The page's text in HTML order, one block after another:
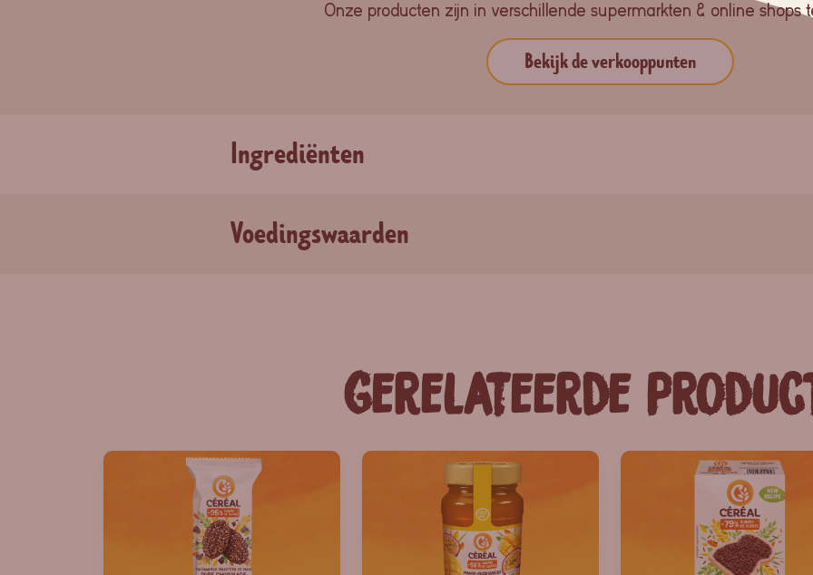
Onze producten zijn in verschillende supermarkten & online shops
Bekijk de verkooppunten
Ingrediënten
Voedingswaarden
Gerelateerde